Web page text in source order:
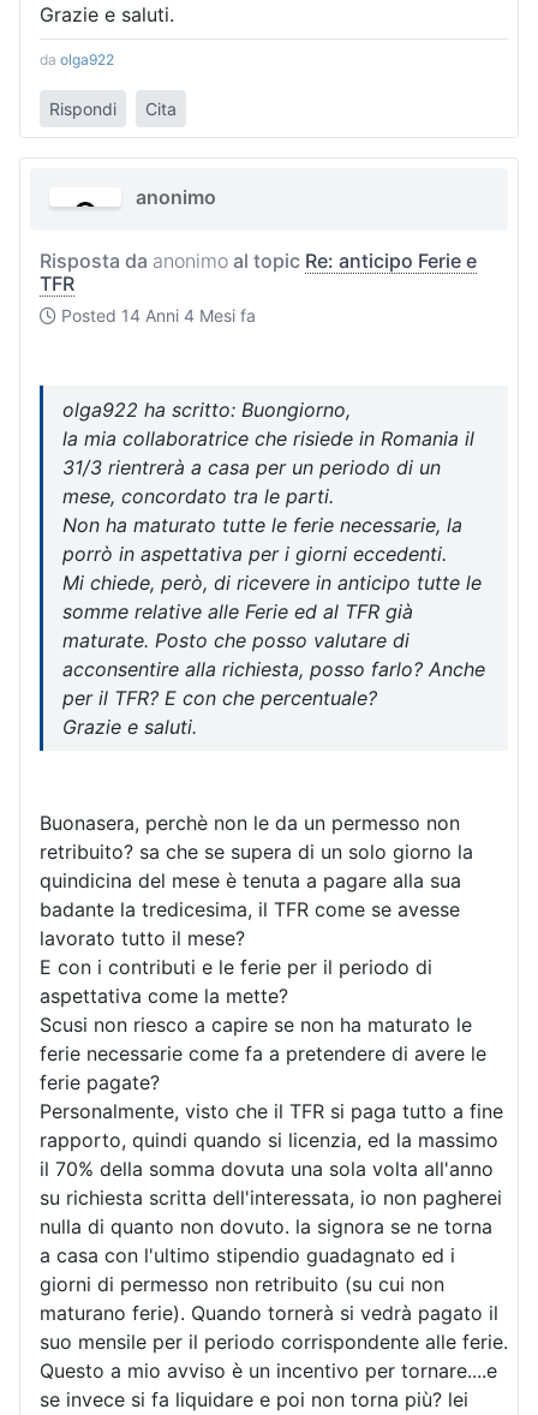
Grazie e saluti.
da olga922
Rispondi Cita
anonimo
Risposta da anonimo al topic Re: anticipo Ferie e
TFR
Posted 14 Anni 4 Mesi fa
olga922 ha scritto: Buongiorno,
la mia collaboratrice che risiede in Romania il
31/3 rientrerà a casa per un periodo di un
mese, concordato tra le parti.
Non ha maturato tutte le ferie necessarie, la
porrò in aspettativa per i giorni eccedenti.
Mi chiede, però, di ricevere in anticipo tutte le
somme relative alle Ferie ed al TFR già
maturate. Posto che posso valutare di
acconsentire alla richiesta, posso farlo? Anche
per il TFR? E con che percentuale?
Grazie e saluti.
Buonasera, perchè non le da un permesso non
retribuito? sa che se supera di un solo giorno la
quindicina del mese è tenuta a pagare alla sua
badante la tredicesima, il TFR come se avesse
lavorato tutto il mese?
E con i contributi e le ferie per il periodo di
aspettativa come la mette?
Scusi non riesco a capire se non ha maturato le
ferie necessarie come fa a pretendere di avere le
ferie pagate?
Personalmente, visto che il TFR si paga tutto a fine
rapporto, quindi quando si licenzia, ed la massimo
il 70% della somma dovuta una sola volta all'anno
su richiesta scritta dell'interessata, io non pagherei
nulla di quanto non dovuto. la signora se ne torna
a casa con l'ultimo stipendio guadagnato ed i
giorni di permesso non retribuito (su cui non
maturano ferie). Quando tornerà si vedrà pagato il
suo mensile per il periodo corrispondente alle ferie.
Questo a mio avviso è un incentivo per tornare....e
se invece si fa liquidare e poi non torna più? lei